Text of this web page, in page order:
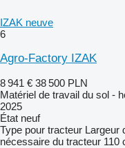
IZAK neuve
6
Agro-Factory IZAK
8 941 € 38 500 PLN
Matériel de travail du sol -
2025
État neuf
Type pour tracteur Largeur
nécessaire du tracteur 110